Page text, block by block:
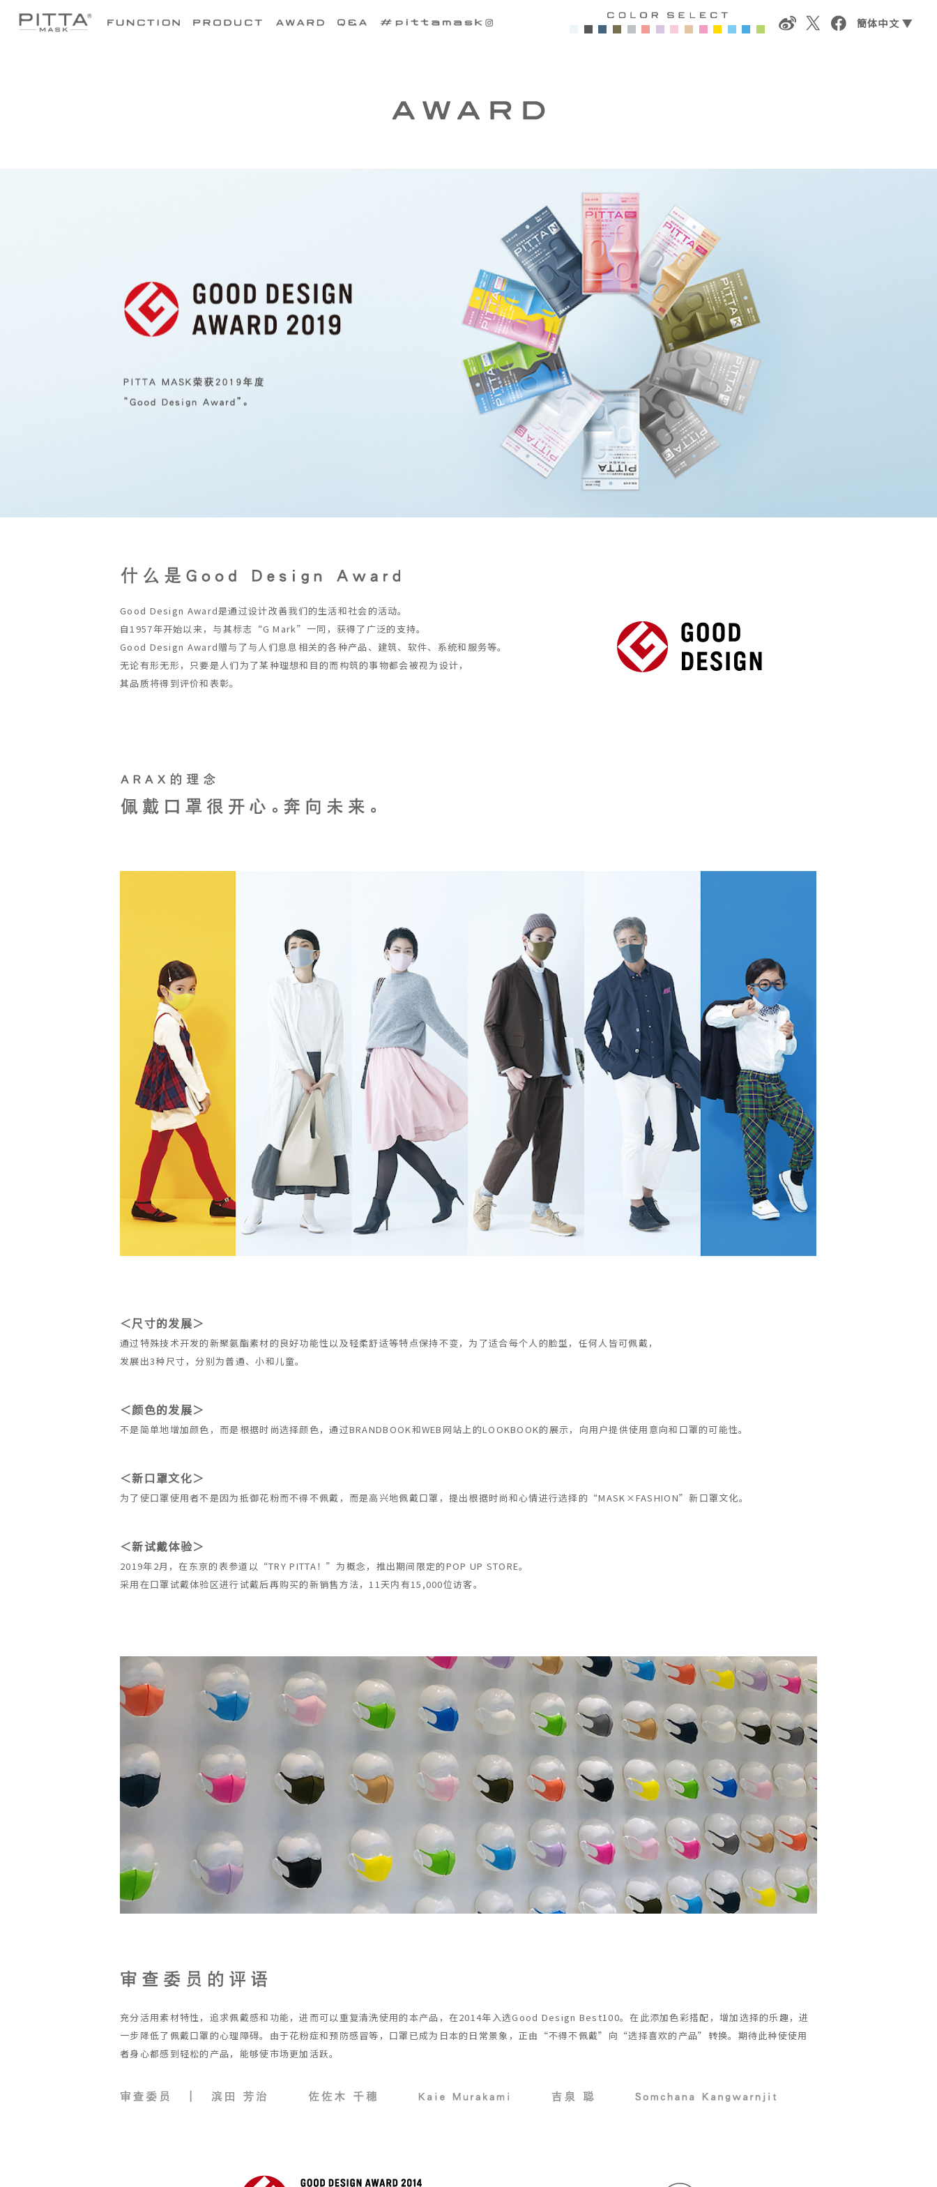
簡体中文 ▼
Good Design Award是通过设计改善我们的生活和社会的活动。
自1957年开始以来，与其标志“G Mark”一同，获得了广泛的支持。
Good Design Award赠与了与人们息息相关的各种产品、建筑、软件、系统和服务等。
无论有形无形，只要是人们为了某种理想和目的而构筑的事物都会被视为设计，
其品质将得到评价和表彰。
＜尺寸的发展＞
通过特殊技术开发的新聚氨酯素材的良好功能性以及轻柔舒适等特点保持不变，为了适合每个人的脸型，任何人皆可佩戴，
发展出3种尺寸，分别为普通、小和儿童。
＜颜色的发展＞
不是简单地增加颜色，而是根据时尚选择颜色，通过BRANDBOOK和WEB网站上的LOOKBOOK的展示，向用户提供使用意向和口罩的可能性。
＜新口罩文化＞
为了使口罩使用者不是因为抵御花粉而不得不佩戴，而是高兴地佩戴口罩，提出根据时尚和心情进行选择的“MASK×FASHION”新口罩文化。
＜新试戴体验＞
2019年2月，在东京的表参道以“TRY PITTA！”为概念，推出期间限定的POP UP STORE。
采用在口罩试戴体验区进行试戴后再购买的新销售方法，11天内有15,000位访客。
充分活用素材特性，追求佩戴感和功能，进而可以重复清洗使用的本产品，在2014年入选Good Design Best100。在此添加色彩搭配，增加选择的乐趣，进
一步降低了佩戴口罩的心理障碍。由于花粉症和预防感冒等，口罩已成为日本的日常景象，正由“不得不佩戴”向“选择喜欢的产品”转换。期待此种使使用
者身心都感到轻松的产品，能够使市场更加活跃。